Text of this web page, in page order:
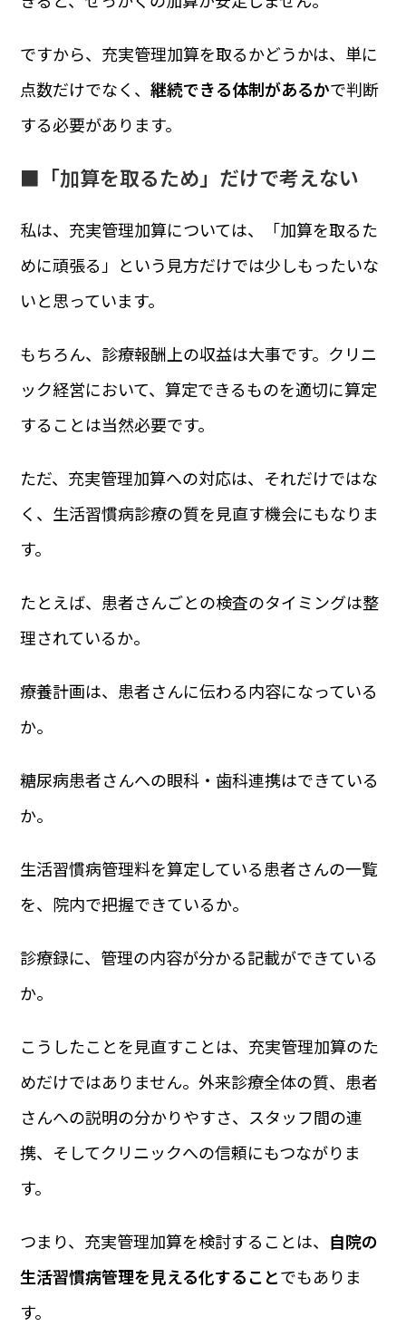
ですから、充実管理加算を取るかどうかは、単に
点数だけでなく、継続できる体制があるかで判断
する必要があります。
■「加算を取るため」だけで考えない
私は、充実管理加算については、「加算を取るた
めに頑張る」という見方だけでは少しもったいな
いと思っています。
もちろん、診療報酬上の収益は大事です。クリニ
ック経営において、算定できるものを適切に算定
することは当然必要です。
ただ、充実管理加算への対応は、それだけではな
く、生活習慣病診療の質を見直す機会にもなりま
す。
たとえば、患者さんごとの検査のタイミングは整
理されているか。
療養計画は、患者さんに伝わる内容になっている
か。
糖尿病患者さんへの眼科・歯科連携はできている
か。
生活習慣病管理料を算定している患者さんの一覧
を、院内で把握できているか。
診療録に、管理の内容が分かる記載ができている
か。
こうしたことを見直すことは、充実管理加算のた
めだけではありません。外来診療全体の質、患者
さんへの説明の分かりやすさ、スタッフ間の連
携、そしてクリニックへの信頼にもつながりま
す。
つまり、充実管理加算を検討することは、 自院の
生活習慣病管理を見える化することでもありま
す。